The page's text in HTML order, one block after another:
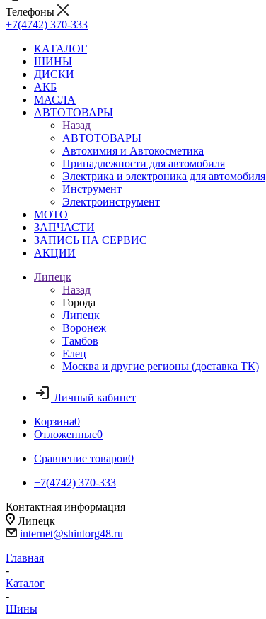
Телефоны
+7(4742) 370-333
КАТАЛОГ
ШИНЫ
ДИСКИ
АКБ
МАСЛА
АВТОТОВАРЫ
Назад
АВТОТОВАРЫ
Автохимия и Автокосметика
Принадлежности для автомобиля
Электрика и электроника для автомобиля
Инструмент
Электроинструмент
МОТО
ЗАПЧАСТИ
ЗАПИСЬ НА СЕРВИС
АКЦИИ
Липецк
Назад
Города
Липецк
Воронеж
Тамбов
Елец
Москва и другие регионы (доставка ТК)
Личный кабинет
Корзина0
Отложенные0
Сравнение товаров0
+7(4742) 370-333
Контактная информация
Липецк
internet@shintorg48.ru
Главная
-
Каталог
-
Шины